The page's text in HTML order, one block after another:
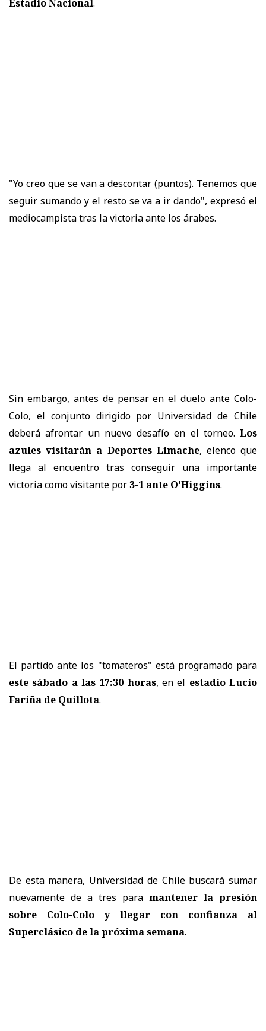
Estadio Nacional.
"Yo creo que se van a descontar (puntos). Tenemos que
seguir sumando y el resto se va a ir dando", expresó el
mediocampista tras la victoria ante los árabes.
Sin embargo, antes de pensar en el duelo ante Colo-
Colo, el conjunto dirigido por Universidad de Chile
deberá afrontar un nuevo desafío en el torneo. Los
azules visitarán a Deportes Limache, elenco que
llega al encuentro tras conseguir una importante
victoria como visitante por 3-1 ante O'Higgins.
El partido ante los "tomateros" está programado para
este sábado a las 17:30 horas, en el estadio Lucio
Fariña de Quillota.
De esta manera, Universidad de Chile buscará sumar
nuevamente de a tres para mantener la presión
sobre Colo-Colo y llegar con confianza al
Superclásico de la próxima semana.